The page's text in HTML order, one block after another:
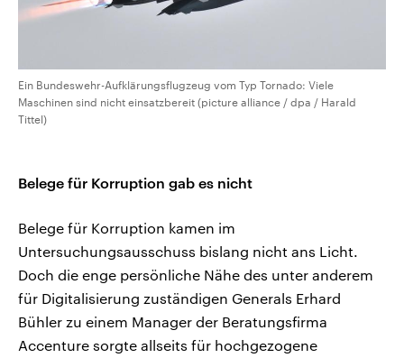
Ein Bundeswehr-Aufklärungsflugzeug vom Typ Tornado: Viele
Maschinen sind nicht einsatzbereit (picture alliance / dpa / Harald
Tittel)
Belege für Korruption gab es nicht
Belege für Korruption kamen im
Untersuchungsausschuss bislang nicht ans Licht.
Doch die enge persönliche Nähe des unter anderem
für Digitalisierung zuständigen Generals Erhard
Bühler zu einem Manager der Beratungsfirma
Accenture sorgte allseits für hochgezogene